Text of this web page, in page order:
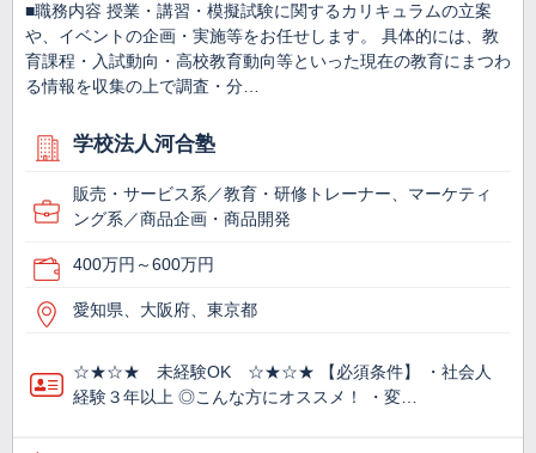
■職務内容 授業・講習・模擬試験に関するカリキュラムの立案
や、イベントの企画・実施等をお任せします。 具体的には、教
育課程・入試動向・高校教育動向等といった現在の教育にまつわ
る情報を収集の上で調査・分…
学校法人河合塾
販売・サービス系／教育・研修トレーナー、マーケティ
ング系／商品企画・商品開発
400万円～600万円
愛知県、大阪府、東京都
☆★☆★ 未経験OK ☆★☆★ 【必須条件】 ・社会人
経験３年以上 ◎こんな方にオススメ！ ・変…